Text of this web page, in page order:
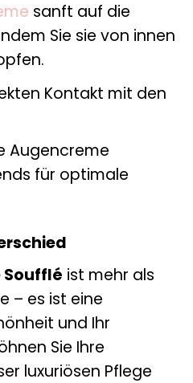
sanft auf die
Sie sie von innen
Kontakt mit den
Augencreme
für optimale
Soufflé ist mehr als
– es ist eine
und Ihr
Sie Ihre
luxuriösen Pflege